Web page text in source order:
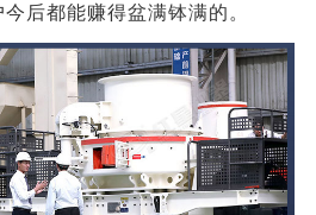
后都能赚得盆满钵满的。